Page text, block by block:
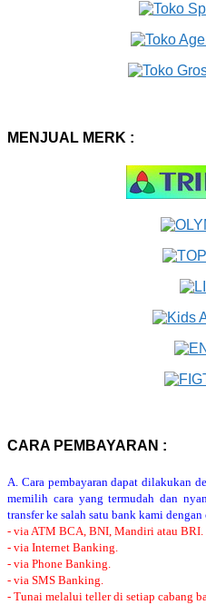
MENJUAL MERK :
CARA PEMBAYARAN :
A. Cara pembayaran dapat dilakukan
memilih cara yang termudah dan
transfer ke salah satu bank kami dengan
- via ATM BCA, BNI, Mandiri atau BRI.
- via Internet Banking.
- via Phone Banking.
- via SMS Banking.
- Tunai melalui teller di setiap cabang